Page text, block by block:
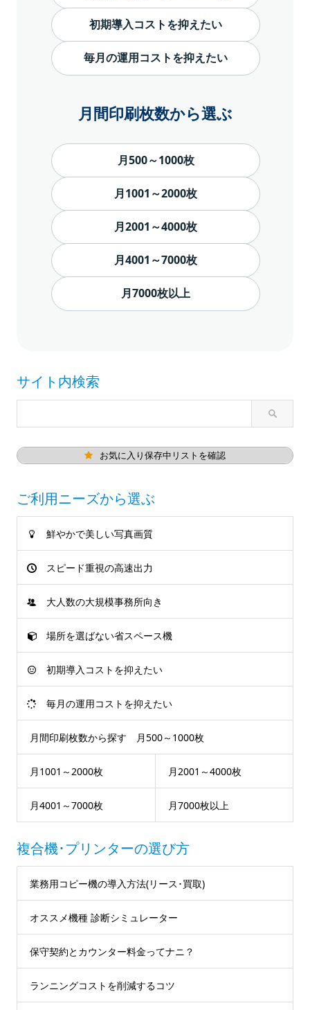
初期導入コストを抑えたい
毎月の運用コストを抑えたい
月間印刷枚数から選ぶ
月500～1000枚
月1001～2000枚
月2001～4000枚
月4001～7000枚
月7000枚以上
サイト内検索
お気に入り保存中リストを確認
ご利用ニーズから選ぶ
鮮やかで美しい写真画質
スピード重視の高速出力
大人数の大規模事務所向き
場所を選ばない省スペース機
初期導入コストを抑えたい
毎月の運用コストを抑えたい
月間印刷枚数から探す 月500～1000枚
月1001～2000枚 月2001～4000枚
月4001～7000枚 月7000枚以上
複合機･プリンターの選び方
業務用コピー機の導入方法(リース･買取)
オススメ機種 診断シミュレーター
保守契約とカウンター料金ってナニ？
ランニングコストを削減するコツ